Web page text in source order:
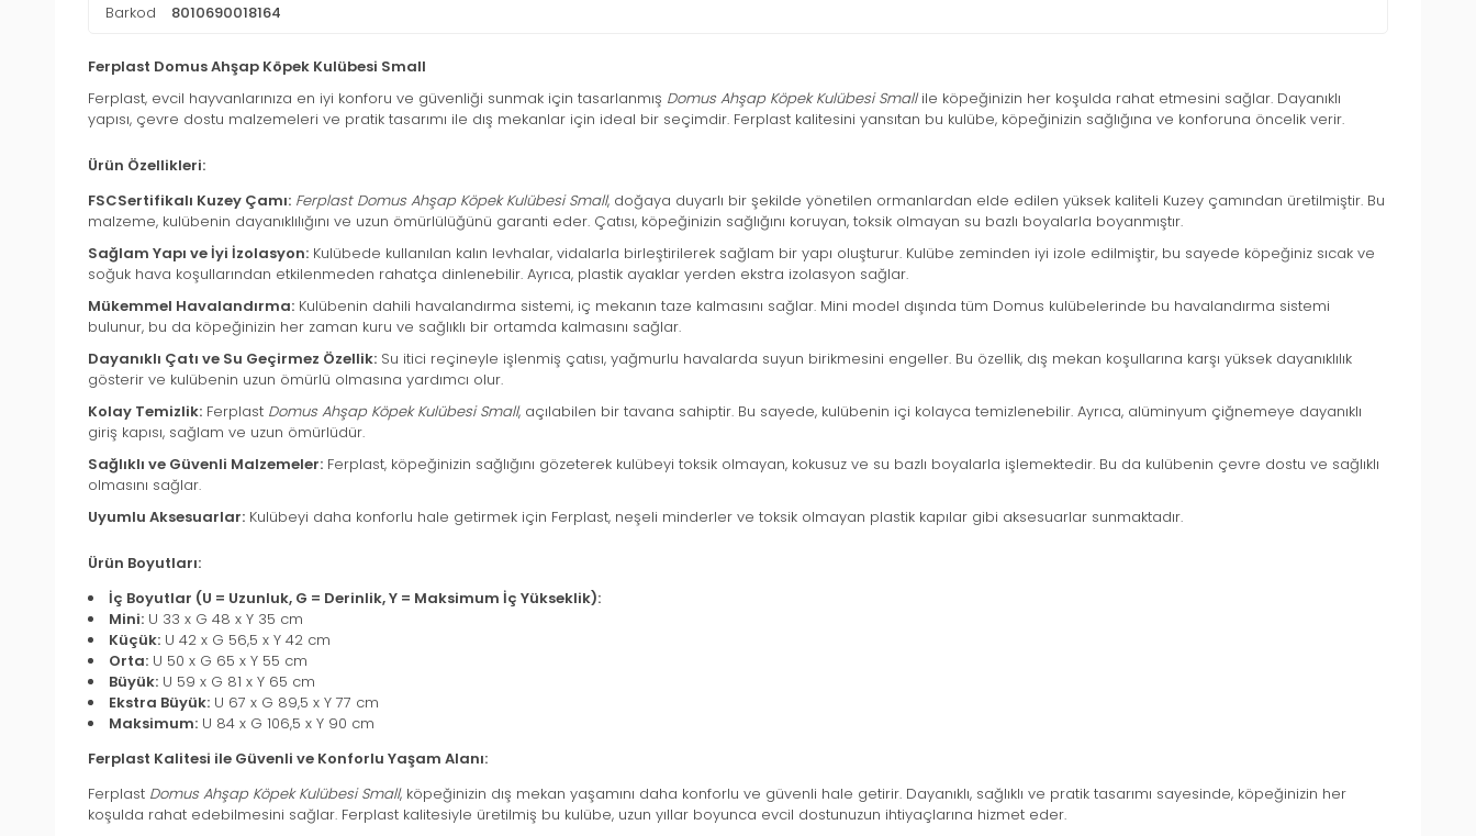
Barkod 8010690018164
Ferplast Domus Ahşap Köpek Kulübesi Small
Ferplast, evcil hayvanlarınıza en iyi konforu ve güvenliği sunmak için tasarlanmış Domus Ahşap Köpek Kulübesi Smallile köpeğinizin her koşulda rahat etmesini sağlar. Dayanıklı
yapısı, çevre dostu malzemeleri ve pratik tasarımı ile dış mekanlar için ideal bir seçimdir. Ferplast kalitesini yansıtan bu kulübe, köpeğinizin sağlığına ve konforuna öncelik verir.
Ürün Özellikleri:
FSCSertifikalı Kuzey Çamı: Ferplast Domus Ahşap Köpek Kulübesi Small, doğaya duyarlı bir şekilde yönetilen ormanlardan elde edilen yüksek kaliteli Kuzey çamından üretilmiştir. Bu
malzeme, kulübenin dayanıklılığını ve uzun ömürlülüğünü garanti eder. Çatısı, köpeğinizin sağlığını koruyan, toksik olmayan su bazlı boyalarla boyanmıştır.
Sağlam Yapı ve İyi İzolasyon: Kulübede kullanılan kalın levhalar, vidalarla birleştirilerek sağlam bir yapı oluşturur. Kulübe zeminden iyi izole edilmiştir, bu sayede köpeğiniz sıcak ve
soğuk hava koşullarından etkilenmeden rahatça dinlenebilir. Ayrıca, plastik ayaklar yerden ekstra izolasyon sağlar.
Mükemmel Havalandırma: Kulübenin dahili havalandırma sistemi, iç mekanın taze kalmasını sağlar. Mini model dışında tüm Domus kulübelerinde bu havalandırma sistemi
bulunur, bu da köpeğinizin her zaman kuru ve sağlıklı bir ortamda kalmasını sağlar.
Dayanıklı Çatı ve Su Geçirmez Özellik: Su itici reçineyle işlenmiş çatısı, yağmurlu havalarda suyun birikmesini engeller. Bu özellik, dış mekan koşullarına karşı yüksek dayanıklılık
gösterir ve kulübenin uzun ömürlü olmasına yardımcı olur.
Kolay Temizlik: Ferplast Domus Ahşap Köpek Kulübesi Small, açılabilen bir tavana sahiptir. Bu sayede, kulübenin içi kolayca temizlenebilir. Ayrıca, alüminyum çiğnemeye dayanıklı
giriş kapısı, sağlam ve uzun ömürlüdür.
Sağlıklı ve Güvenli Malzemeler: Ferplast, köpeğinizin sağlığını gözeterek kulübeyi toksik olmayan, kokusuz ve su bazlı boyalarla işlemektedir. Bu da kulübenin çevre dostu ve sağlıklı
olmasını sağlar.
Uyumlu Aksesuarlar: Kulübeyi daha konforlu hale getirmek için Ferplast, neşeli minderler ve toksik olmayan plastik kapılar gibi aksesuarlar sunmaktadır.
Ürün Boyutları:
İç Boyutlar (U = Uzunluk, G = Derinlik, Y = Maksimum İç Yükseklik):
Mini: U 33 x G 48 x Y 35 cm
Küçük: U 42 x G 56,5 x Y 42 cm
Orta: U 50 x G 65 x Y 55 cm
Büyük: U 59 x G 81 x Y 65 cm
Ekstra Büyük: U 67 x G 89,5 x Y 77 cm
Maksimum: U 84 x G 106,5 x Y 90 cm
Ferplast Kalitesi ile Güvenli ve Konforlu Yaşam Alanı:
Ferplast Domus Ahşap Köpek Kulübesi Small, köpeğinizin dış mekan yaşamını daha konforlu ve güvenli hale getirir. Dayanıklı, sağlıklı ve pratik tasarımı sayesinde, köpeğinizin her
koşulda rahat edebilmesini sağlar. Ferplast kalitesiyle üretilmiş bu kulübe, uzun yıllar boyunca evcil dostunuzun ihtiyaçlarına hizmet eder.